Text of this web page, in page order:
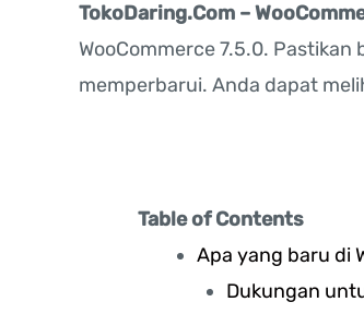
TokoDaring.Com –
WooCommerce 7.5.0.
memperbarui. Anda dapat
Table of Contents
Apa yang baru di
Dukungan